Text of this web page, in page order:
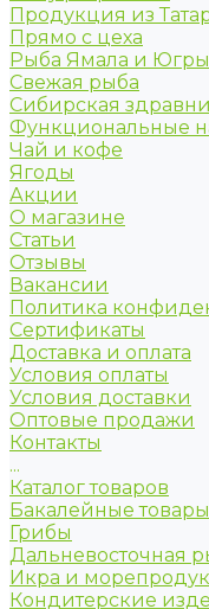
Продукция из
Прямо с цеха
Рыба Ямала и Югры
Свежая рыба
Сибирская
Функциональные
Чай и кофе
Ягоды
Акции
О магазине
Статьи
Отзывы
Вакансии
Политика
Сертификаты
Доставка и оплата
Условия оплаты
Условия доставки
Оптовые продажи
Контакты
...
Каталог товаров
Бакалейные товары
Грибы
Дальневосточная
Икра и
Кондитерские